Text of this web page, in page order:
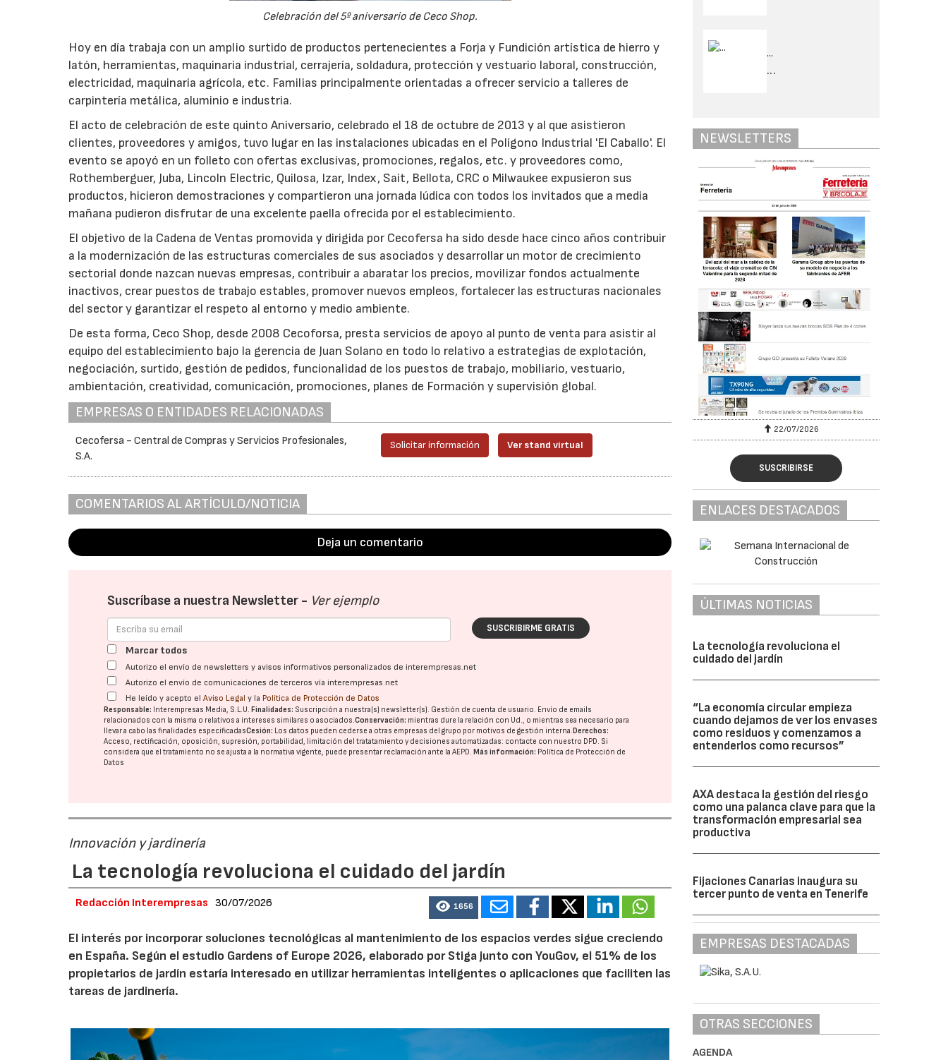
Celebración del 5º aniversario de Ceco Shop.
Hoy en día trabaja con un amplio surtido de productos pertenecientes a Forja y Fundición artística de hierro y
latón, herramientas, maquinaria industrial, cerrajería, soldadura, protección y vestuario laboral, construcción,
electricidad, maquinaria agrícola, etc. Familias principalmente orientadas a ofrecer servicio a talleres de
carpintería metálica, aluminio e industria.
El acto de celebración de este quinto Aniversario, celebrado el 18 de octubre de 2013 y al que asistieron
clientes, proveedores y amigos, tuvo lugar en las instalaciones ubicadas en el Polígono Industrial 'El Caballo'. El
evento se apoyó en un folleto con ofertas exclusivas, promociones, regalos, etc. y proveedores como,
Rothemberguer, Juba, Lincoln Electric, Quilosa, Izar, Index, Sait, Bellota, CRC o Milwaukee expusieron sus
productos, hicieron demostraciones y compartieron una jornada lúdica con todos los invitados que a media
mañana pudieron disfrutar de una excelente paella ofrecida por el establecimiento.
El objetivo de la Cadena de Ventas promovida y dirigida por Cecofersa ha sido desde hace cinco años contribuir
a la modernización de las estructuras comerciales de sus asociados y desarrollar un motor de crecimiento
sectorial donde nazcan nuevas empresas, contribuir a abaratar los precios, movilizar fondos actualmente
inactivos, crear puestos de trabajo estables, promover nuevos empleos, fortalecer las estructuras nacionales
del sector y garantizar el respeto al entorno y medio ambiente.
De esta forma, Ceco Shop, desde 2008 Cecoforsa, presta servicios de apoyo al punto de venta para asistir al
equipo del establecimiento bajo la gerencia de Juan Solano en todo lo relativo a estrategias de explotación,
negociación, surtido, gestión de pedidos, funcionalidad de los puestos de trabajo, mobiliario, vestuario,
ambientación, creatividad, comunicación, promociones, planes de Formación y supervisión global.
EMPRESAS O ENTIDADES RELACIONADAS
Cecofersa - Central de Compras y Servicios Profesionales,
S.A.
Solicitar información Ver stand virtual
COMENTARIOS AL ARTÍCULO/NOTICIA
Deja un comentario
Suscríbase a nuestra Newsletter - Ver ejemplo
SUSCRIBIRME GRATIS
Marcar todos
Autorizo el envío de newsletters y avisos informativos personalizados de interempresas.net
Autorizo el envío de comunicaciones de terceros vía interempresas.net
He leído y acepto elAviso Legal y la Política de Protección de Datos
Responsable: Interempresas Media, S.L.U.Finalidades: Suscripción a nuestra(s) newsletter(s). Gestión de cuenta de usuario. Envío de emails
relacionados con la misma o relativos a intereses similares o asociados.Conservación: mientras dure la relación con Ud., o mientras sea necesario para
llevar a cabo las finalidades especificadasCesión: Los datos pueden cederse a otras empresas del grupo por motivos de gestión interna.Derechos:
Acceso, rectificación, oposición, supresión, portabilidad, limitación del tratatamiento y decisiones automatizadas: contacte con nuestro DPD. Si
considera que el tratamiento no se ajusta a la normativa vigente, puede presentar reclamación ante laAEPD.Más información: Política de Protección de
Datos
Innovación y jardinería
La tecnología revoluciona el cuidado del jardín
Redacción Interempresas 30/07/2026 1656
El interés por incorporar soluciones tecnológicas al mantenimiento de los espacios verdes sigue creciendo
en España. Según el estudio Gardens of Europe 2026, elaborado por Stiga junto con YouGov, el 51% de los
propietarios de jardín estaría interesado en utilizar herramientas inteligentes o aplicaciones que faciliten las
tareas de jardinería.
...
...
NEWSLETTERS
22/07/2026
SUSCRIBIRSE
ENLACES DESTACADOS
ÚLTIMAS NOTICIAS
La tecnología revoluciona el
cuidado del jardín
“La economía circular empieza
cuando dejamos de ver los envases
como residuos y comenzamos a
entenderlos como recursos”
AXA destaca la gestión del riesgo
como una palanca clave para que la
transformación empresarial sea
productiva
Fijaciones Canarias inaugura su
tercer punto de venta en Tenerife
EMPRESAS DESTACADAS
OTRAS SECCIONES
AGENDA